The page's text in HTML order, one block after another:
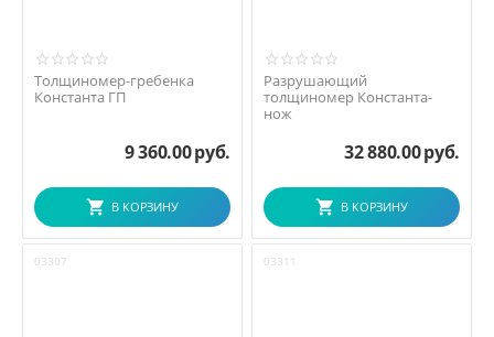
Толщиномер-гребенка
Константа ГП
9 360.00руб.
В КОРЗИНУ
Разрушающий
толщиномер Константа-
нож
32 880.00руб.
В КОРЗИНУ
03307 03311